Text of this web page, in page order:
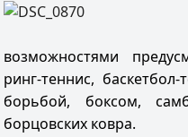
возможностями
ринг-теннис,
борьбой, боксом,
борцовских ковра.